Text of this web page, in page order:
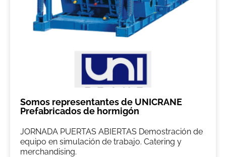
Somos representantes de UNICRANE
Prefabricados de hormigón
JORNADA PUERTAS ABIERTAS Demostración de
equipo en simulación de trabajo. Catering y
merchandising.